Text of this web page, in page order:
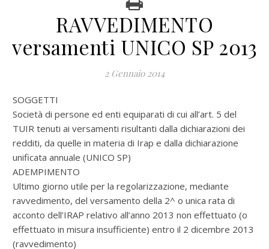
RAVVEDIMENTO
versamenti UNICO SP 2013
2 Gennaio 2014
SOGGETTI
Società di persone ed enti equiparati di cui all’art. 5 del
TUIR tenuti ai versamenti risultanti dalla dichiarazioni dei
redditi, da quelle in materia di Irap e dalla dichiarazione
unificata annuale (UNICO SP)
ADEMPIMENTO
Ultimo giorno utile per la regolarizzazione, mediante
ravvedimento, del versamento della 2^ o unica rata di
acconto dell’IRAP relativo all’anno 2013 non effettuato (o
effettuato in misura insufficiente) entro il 2 dicembre 2013
(ravvedimento)